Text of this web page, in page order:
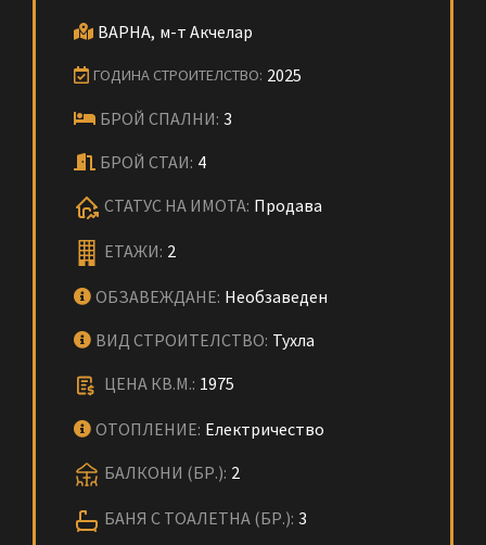
ВАРНА, м-т Акчелар
ГОДИНА СТРОИТЕЛСТВО: 2025
БРОЙ СПАЛНИ: 3
БРОЙ СТАИ: 4
СТАТУС НА ИМОТА: Продава
ЕТАЖИ: 2
ОБЗАВЕЖДАНЕ: Необзаведен
ВИД СТРОИТЕЛСТВО: Тухла
ЦЕНА КВ.М.: 1975
ОТОПЛЕНИЕ: Електричество
БАЛКОНИ (БР.): 2
БАНЯ С ТОАЛЕТНА (БР.): 3